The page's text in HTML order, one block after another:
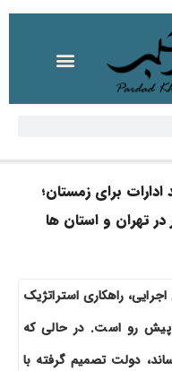
برای زمستان؛
و استان ها
راهکاری استراتژیک
رو است. در حالی که
دولت تصمیم گرفته با